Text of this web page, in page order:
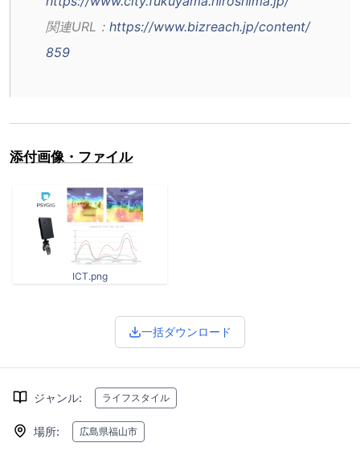
関連URL： https://www.bizreach.jp/content/
859
添付画像・ファイル
ICT.png
一括ダウンロード
ジャンル: ライフスタイル
場所: 広島県福山市